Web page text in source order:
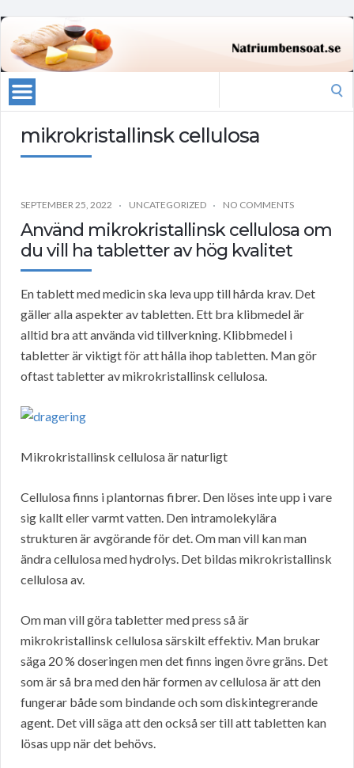
mikrokristallinsk cellulosa
SEPTEMBER 25, 2022 UNCATEGORIZED NO COMMENTS
Använd mikrokristallinsk cellulosa om
du vill ha tabletter av hög kvalitet
En tablett med medicin ska leva upp till hårda krav. Det
gäller alla aspekter av tabletten. Ett bra klibmedel är
alltid bra att använda vid tillverkning. Klibbmedel i
tabletter är viktigt för att hålla ihop tabletten. Man gör
oftast tabletter av mikrokristallinsk cellulosa.
Mikrokristallinsk cellulosa är naturligt
Cellulosa finns i plantornas fibrer. Den löses inte upp i vare
sig kallt eller varmt vatten. Den intramolekylära
strukturen är avgörande för det. Om man vill kan man
ändra cellulosa med hydrolys. Det bildas mikrokristallinsk
cellulosa av.
Om man vill göra tabletter med press så är
mikrokristallinsk cellulosa särskilt effektiv. Man brukar
säga 20 % doseringen men det finns ingen övre gräns. Det
som är så bra med den här formen av cellulosa är att den
fungerar både som bindande och som diskintegrerande
agent. Det vill säga att den också ser till att tabletten kan
lösas upp när det behövs.